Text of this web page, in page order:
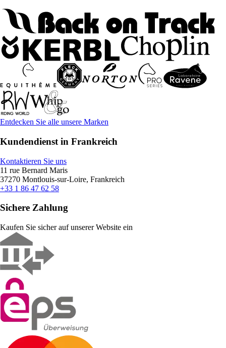
Entdecken Sie alle unsere Marken
Kundendienst in Frankreich
Kontaktieren Sie uns
11 rue Bernard Maris
37270 Montlouis-sur-Loire, Frankreich
+33 1 86 47 62 58
Sichere Zahlung
Kaufen Sie sicher auf unserer Website ein